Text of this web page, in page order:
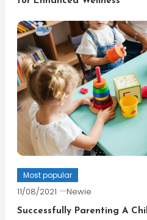
Most popular
11/08/2021 Newie
Successfully Parenting A